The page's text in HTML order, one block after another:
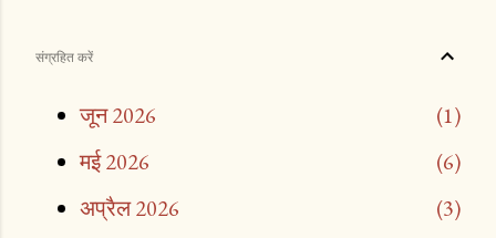
संग्रहित करें
जून 2026
1
मई 2026
6
अप्रैल 2026
3